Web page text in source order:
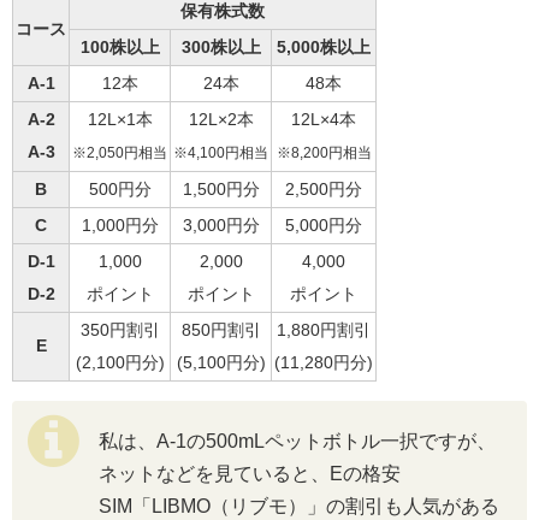
コース
保有株式数
100株以上
300株以上
5,000株以上
A-1
12本 24本
48本
A-2
A-3
12L×1本
※2,050円相当
12L×2本
※4,100円相当
12L×4本
※8,200円相当
B 500円分 1,500円分
2,500円分
C
1,000円分 3,000円分
5,000円分
D-1
D-2
1,000
ポイント
2,000
ポイント
4,000
ポイント
E
350円割引
(2,100円分)
850円割引
(5,100円分)
1,880円割引
(11,280円分)
私は、A-1の500mLペットボトル一択ですが、
ネットなどを見ていると、Eの格安
SIM「LIBMO（リブモ）」の割引も人気がある